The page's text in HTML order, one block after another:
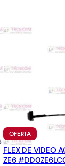
OFERTAPRODUCTO
EN
OFERTA
FLEX DE VIDEO
ZE6